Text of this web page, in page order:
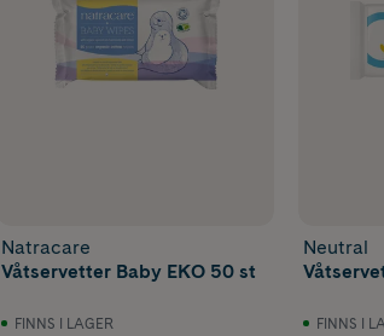
Natracare
Våtservetter Baby EKO 50 st
FINNS I LAGER
Neutral
FINNS I